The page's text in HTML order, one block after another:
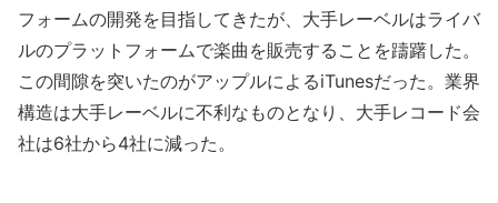
フォームの開発を目指してきたが、大手レーベルはライバ
ルのプラットフォームで楽曲を販売することを躊躇した。
この間隙を突いたのがアップルによるiTunesだった。業界
構造は大手レーベルに不利なものとなり、大手レコード会
社は6社から4社に減った。